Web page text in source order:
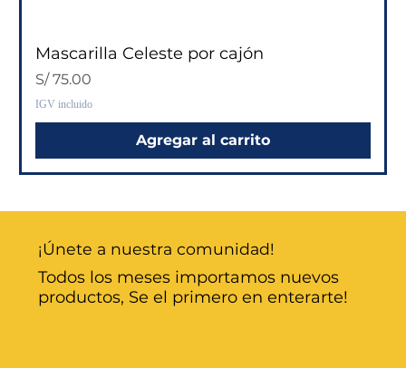
Mascarilla Celeste por cajón
Precio
S/ 75.00
IGV incluido
Agregar al carrito
Todos los meses importamos nuevos
productos, Se el primero en enterarte!
¡Únete a nuestra comunidad!